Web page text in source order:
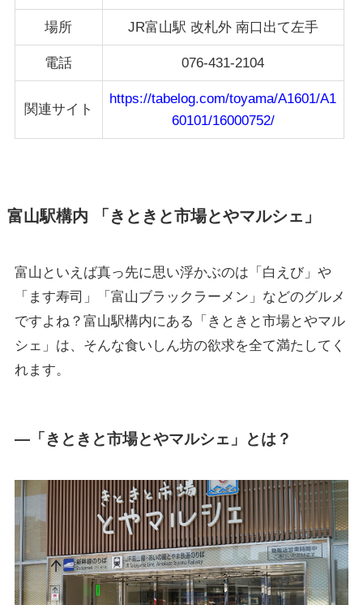
場所 JR富山駅 改札外 南口出て左手
電話 076-431-2104
関連サイト
https://tabelog.com/toyama/A1601/A1
60101/16000752/
富山駅構内 「きときと市場とやマルシェ」
富山といえば真っ先に思い浮かぶのは「白えび」や
「ます寿司」「富山ブラックラーメン」などのグルメ
ですよね？富山駅構内にある「きときと市場とやマル
シェ」は、そんな食いしん坊の欲求を全て満たしてく
れます。
―「きときと市場とやマルシェ」とは？